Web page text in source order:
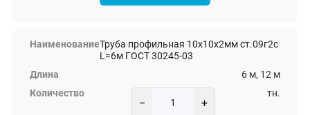
Труба профильная 10х10х2мм ст.09г2с
L=6м ГОСТ 30245-03
6 м, 12 м
− +
тн.